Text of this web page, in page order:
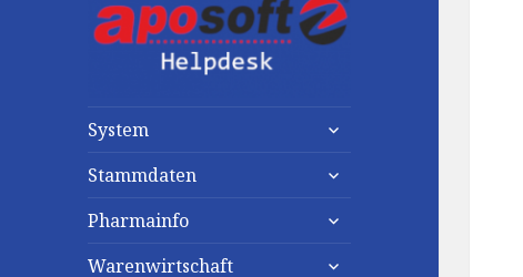
System
Stammdaten
Pharmainfo
Warenwirtschaft